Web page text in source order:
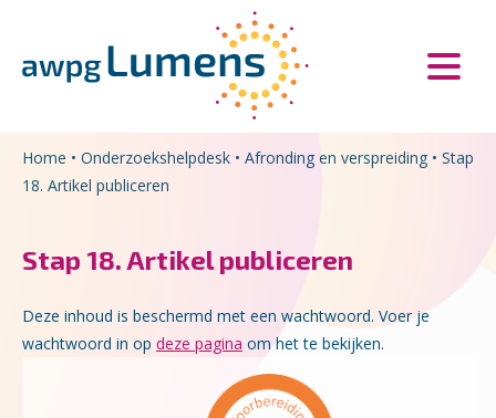
Home • Onderzoekshelpdesk • Afronding en verspreiding • Stap
18. Artikel publiceren
Stap 18. Artikel publiceren
Deze inhoud is beschermd met een wachtwoord. Voer je
wachtwoord in op deze pagina om het te bekijken.